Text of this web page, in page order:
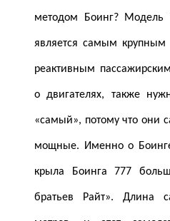
методом Боинг?
является самым
реактивным
о двигателях, также
«самый», потому что они
мощные. Именно о
крыла Боинга 777
братьев Райт». Длина